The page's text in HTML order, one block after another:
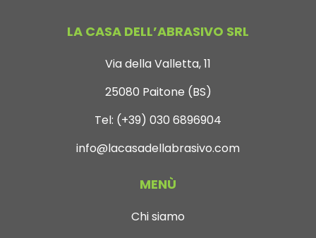
LA CASA DELL’ABRASIVO SRL
Via della Valletta, 11
25080 Paitone (BS)
Tel: (+39) 030 6896904
info@lacasadellabrasivo.com
MENÙ
Chi siamo